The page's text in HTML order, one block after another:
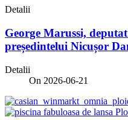
Detalii
George Marussi,
președintelui Nicușor
Detalii
On 2026-06-21